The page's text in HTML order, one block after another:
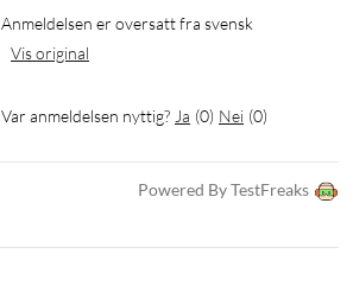
Anmeldelsen er oversatt fra svensk
Vis original
Var anmeldelsen nyttig? Ja (0) Nei (0)
Powered By TestFreaks